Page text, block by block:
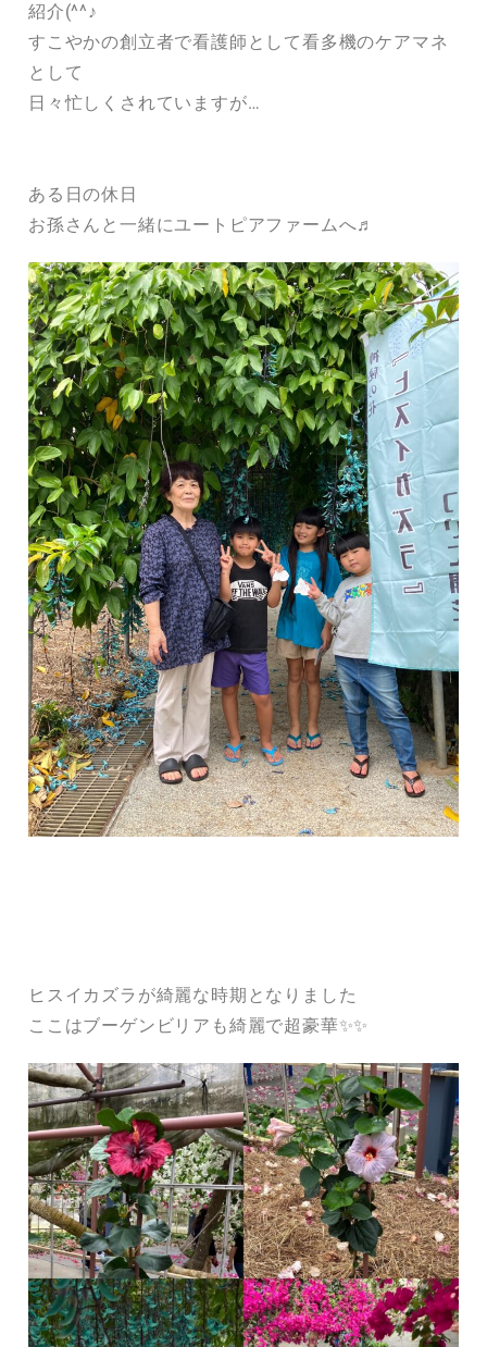
紹介(^^♪
すこやかの創立者で看護師として看多機のケアマネ
として
日々忙しくされていますが…
ある日の休日
お孫さんと一緒にユートピアファームへ♬
ヒスイカズラが綺麗な時期となりました
ここはブーゲンビリアも綺麗で超豪華✨✨